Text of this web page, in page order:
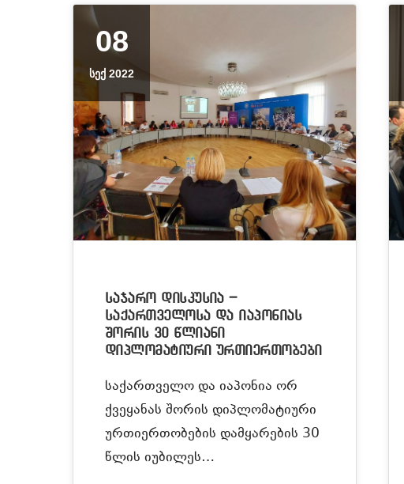
08
ᲡᲔᲥ 2022
საჯარო დისკუსია –
საქართველოსა და იაპონიას
შორის 30 წლიანი
დიპლომატიური ურთიერთობები
საქართველო და იაპონია ორ
ქვეყანას შორის დიპლომატიური
ურთიერთობების დამყარების 30
წლის იუბილეს…